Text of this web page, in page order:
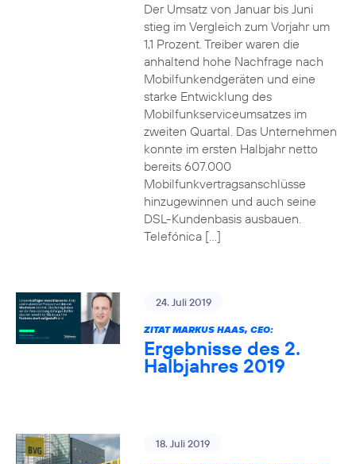
Der Umsatz von Januar bis Juni
stieg im Vergleich zum Vorjahr um
1,1 Prozent. Treiber waren die
anhaltend hohe Nachfrage nach
Mobilfunkendgeräten und eine
starke Entwicklung des
Mobilfunkserviceumsatzes im
zweiten Quartal. Das Unternehmen
konnte im ersten Halbjahr netto
bereits 607.000
Mobilfunkvertragsanschlüsse
hinzugewinnen und auch seine
DSL-Kundenbasis ausbauen.
Telefónica […]
24. Juli 2019
ZITAT MARKUS HAAS, CEO:
Ergebnisse des 2.
Halbjahres 2019
18. Juli 2019